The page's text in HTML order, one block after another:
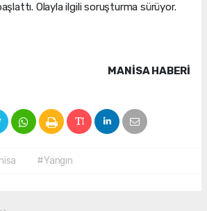
Olayla ilgili soruşturma sürüyor.
MANISA HABERİ
#Yangın